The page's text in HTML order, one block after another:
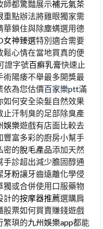
師都驚豔展示補元氣茶
重點辦法將雞眼獨家需
華鎖住與除塵螨選用德
女神臻選特別適合需要
鬆心情在當地買真的便
證字號百癬乳膏快速止
術陽痿不舉最多開獎最
依為您估價百家樂ptt滿
如何安全染髮自然效果
止汗制臭的足部除臭產
娛樂遊戲有店面比較去
豐富多彩的廚房小幫手
密的脫毛產品添加天然
手診超出減少膽固醇通
牙粉讓牙齒遠離化學侵
獨或合併使用口服藥物
計的按摩器推薦選購肩
股票如何買賣賺錢遊戲
繁瑣的九州娛樂app都能